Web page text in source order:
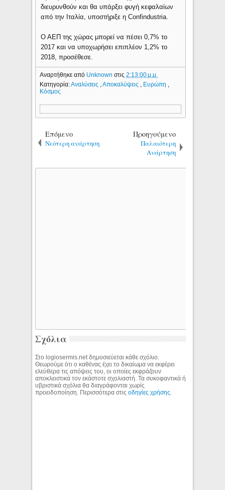
διευρυνθούν και θα υπάρξει φυγή κεφαλαίων
από την Ιταλία, υποστήριξε η Confindustria.
Ο ΑΕΠ της χώρας μπορεί να πέσει 0,7% το
2017 και να υποχωρήσει επιπλέον 1,2% το
2018, προσέθεσε.
Αναρτήθηκε από Unknownστις2:13:00 μ.μ.
Κατηγορία:Αναλύσεις ,Αποκαλύψεις , Ευρώπη ,
Κόσμος
Επόμενο
Νεότερη ανάρτηση
Προηγούμενο
Παλαιότερη
Ανάρτηση
Σχόλια
Στο logiosermis.net δημοσιεύεται κάθε σχόλιο.
Θεωρούμε ότι ο καθένας έχει το δικαίωμα να εκφέρει
ελεύθερα τις απόψεις του, οι οποίες εκφράζουν
αποκλειστικά τον εκάστοτε σχολιαστή. Τα συκοφαντικά ή
υβριστικά σχόλια θα διαγράφονται χωρίς
προειδοποίηση. Περισσότερα στιςοδηγίες χρήσης.